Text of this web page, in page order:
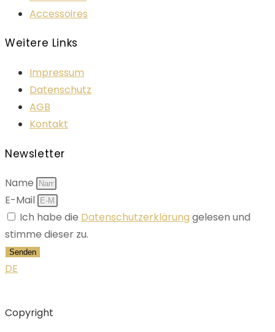
Accessoires
Weitere Links
Impressum
Datenschutz
AGB
Kontakt
Newsletter
Name
E-Mail
Ich habe die Datenschutzerklärung gelesen und
stimme dieser zu.
Senden
DE
Copyright